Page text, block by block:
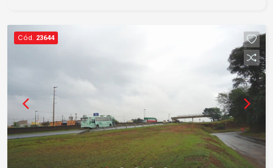
Cód. 23644